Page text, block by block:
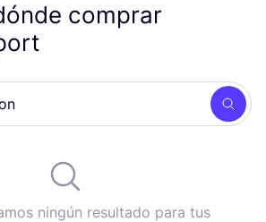
comprar
ningún resultado para tus